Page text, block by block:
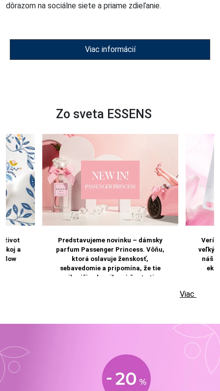
dôrazom na sociálne siete a priame zdieľanie.
Viac informácií
Zo sveta ESSENS
život
a
Predstavujeme novinku – dámsky
parfum Passenger Princess. Vôňu,
ktorá oslavuje ženskosť,
sebavedomie a pripomína, že tie
najkrajšie okamihy sú často tie,
veľký
náš
Viac